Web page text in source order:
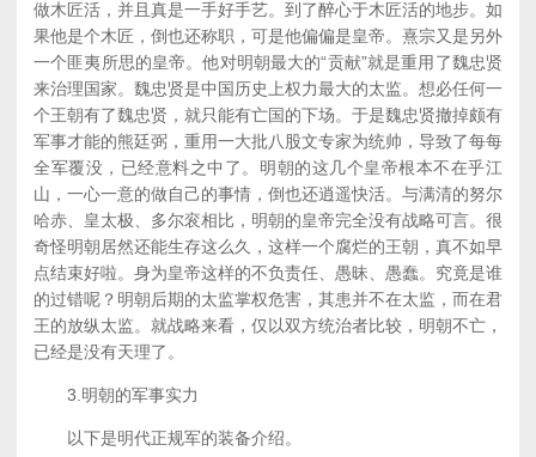
做木匠活，并且真是一手好手艺。到了醉心于木匠活的地步。如
果他是个木匠，倒也还称职，可是他偏偏是皇帝。熹宗又是另外
一个匪夷所思的皇帝。他对明朝最大的“贡献”就是重用了魏忠贤
来治理国家。魏忠贤是中国历史上权力最大的太监。想必任何一
个王朝有了魏忠贤，就只能有亡国的下场。于是魏忠贤撤掉颇有
军事才能的熊廷弼，重用一大批八股文专家为统帅，导致了每每
全军覆没，已经意料之中了。明朝的这几个皇帝根本不在乎江
山，一心一意的做自己的事情，倒也还逍遥快活。与满清的努尔
哈赤、皇太极、多尔衮相比，明朝的皇帝完全没有战略可言。很
奇怪明朝居然还能生存这么久，这样一个腐烂的王朝，真不如早
点结束好啦。身为皇帝这样的不负责任、愚昧、愚蠢。究竟是谁
的过错呢？明朝后期的太监掌权危害，其患并不在太监，而在君
王的放纵太监。就战略来看，仅以双方统治者比较，明朝不亡，
已经是没有天理了。
3.明朝的军事实力
以下是明代正规军的装备介绍。